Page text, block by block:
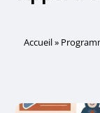
Accueil»